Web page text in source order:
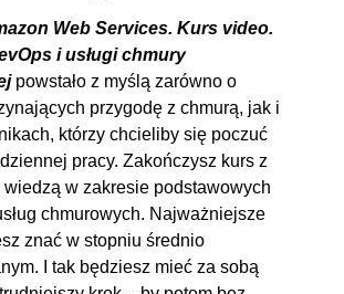
i
w AWS
00:16:09
00:11:39
00:22:29
00:00:37
00:13:59
Web Services. Kurs video.
i usługi chmury
powstało z myślą zarówno o
przygodę z chmurą, jak i
którzy chcieliby się poczuć
pracy. Zakończysz kurs z
wiedzą w zakresie podstawowych
chmurowych. Najważniejsze
znać w stopniu średnio
I tak będziesz mieć za sobą